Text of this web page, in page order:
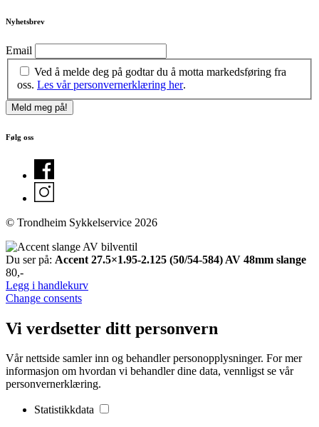
Nyhetsbrev
Email
Ved å melde deg på godtar du å motta markedsføring fra
oss. Les vår personvernerklæring her.
Følg oss
© Trondheim Sykkelservice 2026
Du ser på: Accent 27.5×1.95-2.125 (50/54-584) AV 48mm slange
80,-
Legg i handlekurv
Change consents
Vi verdsetter ditt personvern
Vår nettside samler inn og behandler personopplysninger. For mer
informasjon om hvordan vi behandler dine data, vennligst se vår
personvernerklæring.
Statistikkdata